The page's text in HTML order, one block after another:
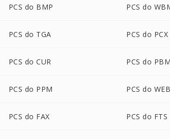
PCS do BMP PCS do
PCS do TGA PCS do PCX
PCS do CUR PCS do
PCS do PPM PCS do
PCS do FAX PCS do FTS